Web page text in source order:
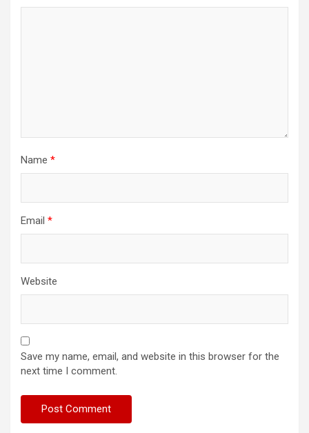
Name *
Email *
Website
Save my name, email, and website in this browser for the
next time I comment.